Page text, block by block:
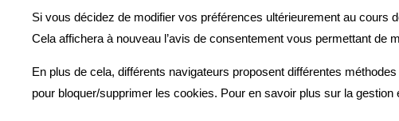
Si vous décidez de modifier vos préférences ultérieurement au cours
Cela affichera à nouveau l’avis de consentement vous permettant
En plus de cela, différents navigateurs proposent différentes
pour bloquer/supprimer les cookies. Pour en savoir plus sur la